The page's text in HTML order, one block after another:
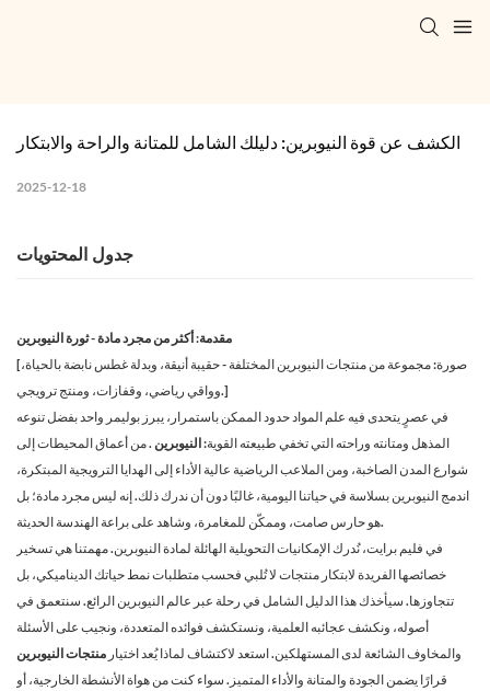
الكشف عن قوة النيوبرين: دليلك الشامل للمتانة والراحة والابتكار
2025-12-18
جدول المحتويات
مقدمة: أكثر من مجرد مادة - ثورة النيوبرين
[صورة: مجموعة من منتجات النيوبرين المختلفة - حقيبة أنيقة، وبدلة غطس نابضة بالحياة،
وواقي رياضي، وقفازات، ومنتج ترويجي.]
في عصرٍ يتحدى فيه علم المواد حدود الممكن باستمرار، يبرز بوليمر واحد بفضل تنوعه
المذهل ومتانته وراحته التي تخفي طبيعته القوية:النيوبرين. من أعماق المحيطات إلى
شوارع المدن الصاخبة، ومن الملاعب الرياضية عالية الأداء إلى الهدايا الترويجية المبتكرة،
اندمج النيوبرين بسلاسة في حياتنا اليومية، غالبًا دون أن ندرك ذلك. إنه ليس مجرد مادة؛ بل
هو حارس صامت، وممكّن للمغامرة، وشاهد على براعة الهندسة الحديثة.
في فليم برايت، نُدرك الإمكانيات التحويلية الهائلة لمادة النيوبرين. مهمتنا هي تسخير
خصائصها الفريدة لابتكار منتجات لا تُلبي فحسب متطلبات نمط حياتك الديناميكي، بل
تتجاوزها. سيأخذك هذا الدليل الشامل في رحلة عبر عالم النيوبرين الرائع. سنتعمق في
أصوله، ونكشف عجائبه العلمية، ونستكشف فوائده المتعددة، ونجيب على الأسئلة
والمخاوف الشائعة لدى المستهلكين. استعد لاكتشاف لماذا يُعد اختيار منتجات النيوبرين
قرارًا يضمن الجودة والمتانة والأداء المتميز. سواء كنت من هواة الأنشطة الخارجية، أو